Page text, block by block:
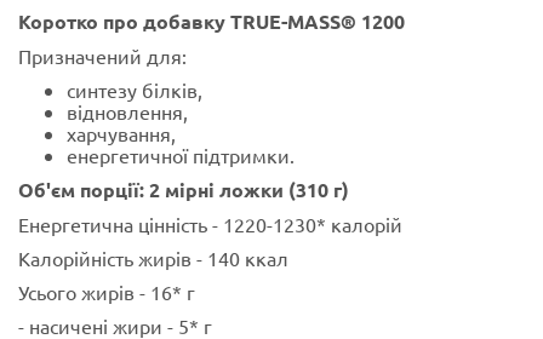
Коротко про добавку TRUE-MASS® 1200
Призначений для:
синтезу білків,
відновлення,
харчування,
енергетичної підтримки.
Об'єм порції: 2 мірні ложки (310 г)
Енергетична цінність - 1220-1230* калорій
Калорійність жирів - 140 ккал
Усього жирів - 16* г
- насичені жири - 5* г